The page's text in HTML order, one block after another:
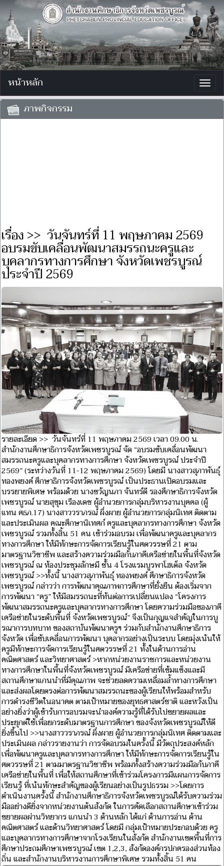
หน้าหลัก
ภาพกิจกรรม
เรื่อง >> วันจันทร์ที่ 11 พฤษภาคม 2569
อบรมขับเคลื่อนพัฒนาสมรรถนะครูและ
บุคลากรทางการศึกษา จังหวัดเพชรบูรณ์
ประจำปี 2569
รายละเอียด >> วันจันทร์ที่ 11 พฤษภาคม 2569 เวลา 09.00 น.
สำนักงานศึกษาธิการจังหวัดเพชรบูรณ์ จัด “อบรมขับเคลื่อนพัฒนา
สมรรถนะครูและบุคลากรทางการศึกษา จังหวัดเพชรบูรณ์ ประจำปี
2569” (ระหว่างวันที่ 11-12 พฤษภาคม 2569) โดยมี นางสาวสุภาพันธ์ุ
ทองพยงค์ ศึกษาธิการจังหวัดเพชรบูรณ์ เป็นประธานเปิดอบรมและ
บรรยายพิเศษ พร้อมด้วย นางขวัญนภา จันทร์ดี รองศึกษาธิการจังหวัด
เพชรบูรณ์ นายสุขุม เรืองเดช ผู้อำนวยการกลุ่มบริหารงานบุคคล (ผู้
แทน ศธภ.17) นางสาววราภรณ์ ผึ่งผาย ผู้อำนวยการกลุ่มนิเทศ ติดตาม
และประเมินผล คณะศึกษานิเทศก์ ครูและบุคลากรทางการศึกษา จังหวัด
เพชรบูรณ์ รวมทั้งสิ้น 51 คน เข้าร่วมอบรม เพื่อพัฒนาครูและบุคลากร
ทางการศึกษา ให้มีทักษะการจัดการเรียนรู้ในศตวรรษที่ 21 ตาม
มาตรฐานวิชาชีพ และสร้างความร่วมมือกับภาคีเครือข่ายในพื้นที่จังหวัด
เพชรบูรณ์ ณ ห้องประชุมลักษมี ชั้น 4 โรงแรมบูรพาโฮเต็ล จังหวัด
เพชรบูรณ์ >>ทั้งนี้ นางสาวสุภาพันธ์ุ ทองพยงค์ ศึกษาธิการจังหวัด
เพชรบูรณ์ กล่าวว่า การพัฒนาคุณภาพการศึกษาที่ยั่งยืน ต้องเริ่มจาก
การพัฒนา “ครู” ให้มีสมรรถนะที่ทันต่อการเปลี่ยนแปลง “โครงการ
พัฒนาสมรรถนะครูและบุคลากรทางการศึกษา โดยความร่วมมือของภาคี
เครือข่ายในระดับพื้นที่ จังหวัดเพชรบูรณ์” จึงเป็นกุญแจสำคัญในการบู
รณาการบทบาท ของสถาบันพัฒนาครูฯ ร่วมกับสำนักงานศึกษาธิการ
จังหวัด เพื่อขับเคลื่อนการพัฒนา บุคลากรอย่างเป็นระบบ โดยมุ่งเน้นให้
ครูมีทักษะการจัดการเรียนรู้ในศตวรรษที่ 21 ทั้งในด้านการอ่าน
คณิตศาสตร์ และวิทยาศาสตร์ >หากหน่วยงานราชการและหน่วยงาน
ทางการศึกษาในพื้นที่จังหวัดเพชรบูรณ์ มีเครือข่ายที่เข้มแข็งและมี
สถานศึกษาแกนนำที่มีคุณภาพ จะช่วยลดความเหลื่อมล้ำทางการศึกษา
และส่งผลโดยตรงต่อการพัฒนาสมรรถนะของผู้เรียนให้พร้อมสำหรับ
การดำรงชีวิตในอนาคต ตามเป้าหมายของยุทธศาสตร์ชาติ และหวังเป็น
อย่างยิ่งว่าผู้เข้ารับการอบรมจะนำองค์ความรู้ที่ได้รับไปขยายผลและ
ประยุกต์ใช้เพื่อยกระดับมาตรฐานการศึกษา ของจังหวัดเพชรบูรณ์ให้ดี
ยิ่งขึ้นไป >>นางสาววราภรณ์ ผึ่งผาย ผู้อำนวยการกลุ่มนิเทศ ติดตามและ
ประเมินผล กล่าวรายงานว่า การจัดอบรมในครั้งนี้ มีวัตถุประสงค์หลัก
เพื่อพัฒนาครูและบุคลากรทางการศึกษา ให้มีทักษะการจัดการเรียนรู้ใน
ศตวรรษที่ 21 ตามมาตรฐานวิชาชีพ พร้อมทั้งสร้างความร่วมมือกับภาคี
เครือข่ายในพื้นที่ เพื่อให้สถานศึกษาที่เข้าร่วมโครงการมีแผนการจัดการ
เรียนรู้ ที่เน้นทักษะสำคัญของผู้เรียนอย่างเป็นรูปธรรม >>โดยการ
ดำเนินงานครั้งนี้ สำนักงานศึกษาธิการจังหวัดเพชรบูรณ์ได้รับความร่วม
มืออย่างดียิ่งจากหน่วยงานต้นสังกัด ในการคัดเลือกสถานศึกษาเข้าร่วม
ขยายผลผ่านวิทยากร แกนนำ 3 ด้านหลัก ได้แก่ ด้านการอ่าน ด้าน
คณิตศาสตร์ และด้านวิทยาศาสตร์ โดยมี กลุ่มเป้าหมายประกอบด้วย ครู
และบุคลากรทางการศึกษาจากโรงเรียนในสังกัด สำนักงานเขตพื้นที่การ
ศึกษาประถมศึกษาเพชรบูรณ์ เขต 1,2,3, สังกัดองค์กรปกครองส่วนท้อง
ถิ่น และสำนักงานบริหารงานการศึกษาพิเศษ รวมทั้งสิ้น 51 คน